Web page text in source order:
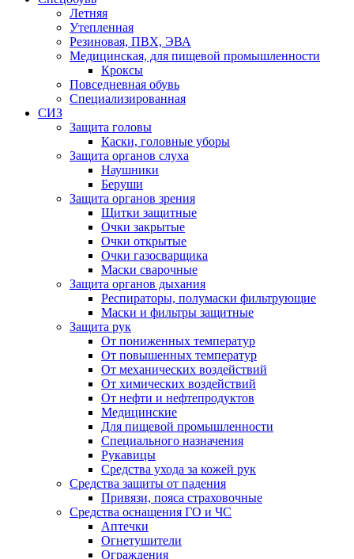
Летняя
Утепленная
Резиновая, ПВХ, ЭВА
Медицинская, для пищевой промышленности
Кроксы
Повседневная обувь
Специализированная
СИЗ
Защита головы
Каски, головные уборы
Защита органов слуха
Наушники
Беруши
Защита органов зрения
Щитки защитные
Очки закрытые
Очки открытые
Очки газосварщика
Маски сварочные
Защита органов дыхания
Респираторы, полумаски фильтрующие
Маски и фильтры защитные
Защита рук
От пониженных температур
От повышенных температур
От механических воздействий
От химических воздействий
От нефти и нефтепродуктов
Медицинские
Для пищевой промышленности
Специального назначения
Рукавицы
Средства ухода за кожей рук
Средства защиты от падения
Привязи, пояса страховочные
Средства оснащения ГО и ЧС
Аптечки
Огнетушители
Ограждения